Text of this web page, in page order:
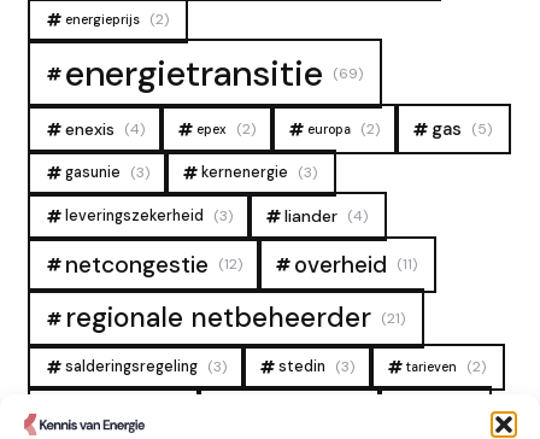
energieprijs (2)
energietransitie (69)
enexis (4) epex (2) europa (2) gas (5)
gasunie (3) kernenergie (3)
leveringszekerheid (3) liander (4)
netcongestie (12) overheid (11)
regionale netbeheerder (21)
salderingsregeling (3) stedin (3) tarieven (2)
tennet